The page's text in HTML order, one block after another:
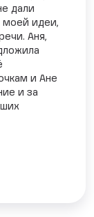
дали
моей идеи,
Аня,
и Ане
и за